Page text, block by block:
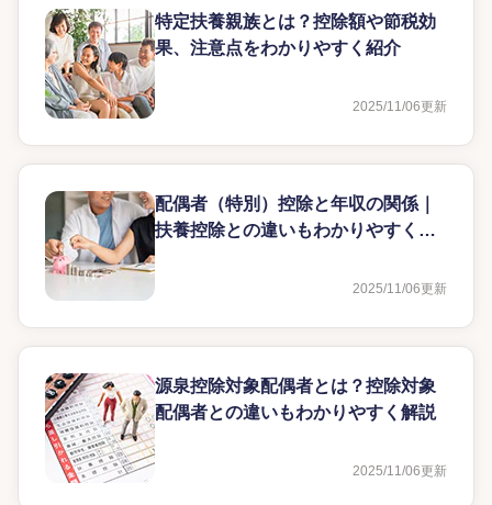
特定扶養親族とは？控除額や節税効
果、注意点をわかりやすく紹介
2025/11/06更新
配偶者（特別）控除と年収の関係｜
扶養控除との違いもわかりやすく解
2025/11/06更新
源泉控除対象配偶者とは？控除対象
配偶者との違いもわかりやすく解説
2025/11/06更新